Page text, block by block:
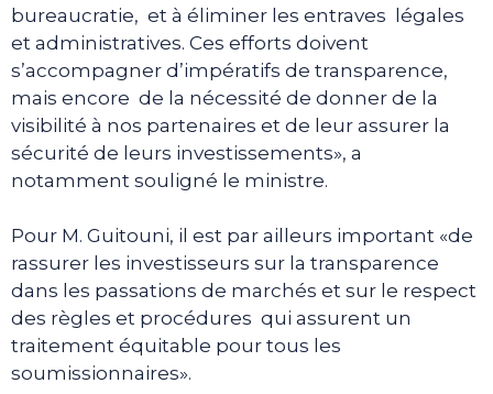
bureaucratie, et à éliminer les entraves légales
et administratives. Ces efforts doivent
s’accompagner d’impératifs de transparence,
mais encore de la nécessité de donner de la
visibilité à nos partenaires et de leur assurer la
sécurité de leurs investissements», a
notamment souligné le ministre.
Pour M. Guitouni, il est par ailleurs important «de
rassurer les investisseurs sur la transparence
dans les passations de marchés et sur le respect
des règles et procédures qui assurent un
traitement équitable pour tous les
soumissionnaires».